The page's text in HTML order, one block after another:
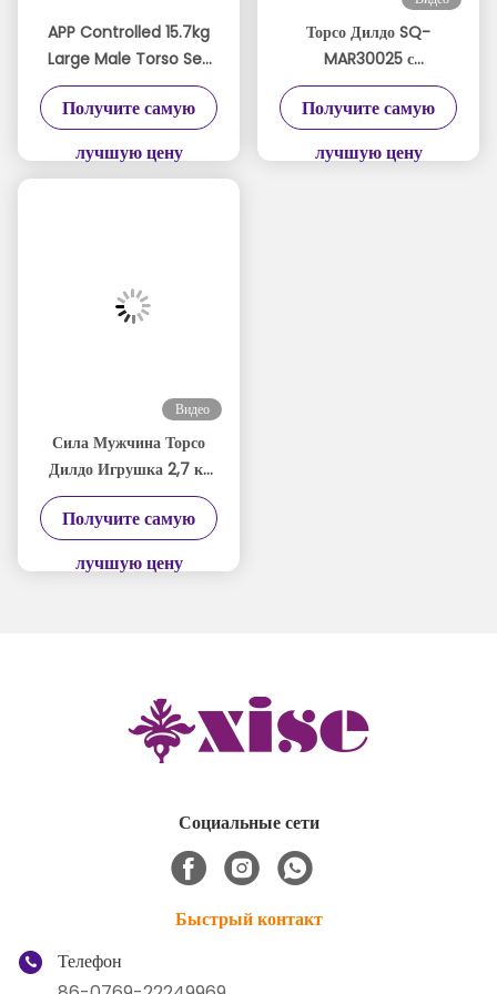
APP Controlled 15.7kg
Large Male Torso Sex
Toy with IPX7
Waterproof and 61cm
Thrusting Detachable
Получите самую
лучшую цену
Торсо Дилдо SQ-
MAR30025 с
толкающим
вибрирующим
Получите самую
лучшую цену
Видео
Сила Мужчина Торсо
Дилдо Игрушка 2,7 кг
USB магнитное зарядное
устройство для женщин
Получите самую
лучшую цену
Социальные сети
Быстрый контакт
Телефон